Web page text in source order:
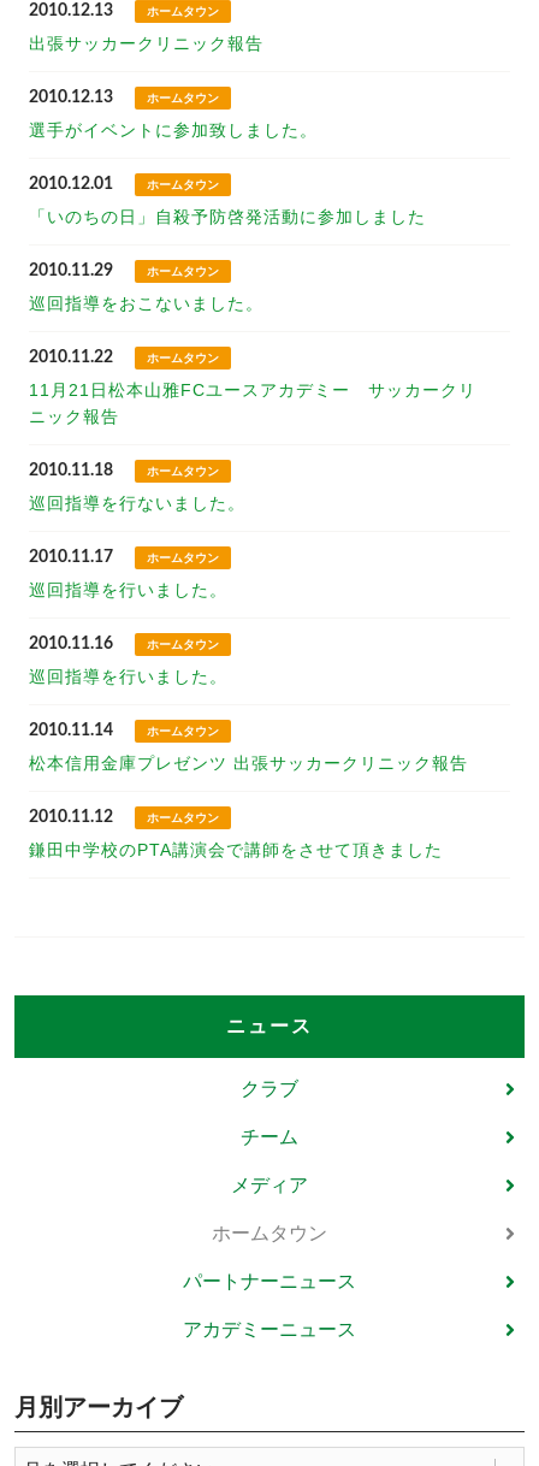
2010.12.13 ホームタウン
出張サッカークリニック報告
2010.12.13 ホームタウン
選手がイベントに参加致しました。
2010.12.01 ホームタウン
「いのちの日」自殺予防啓発活動に参加しました
2010.11.29 ホームタウン
巡回指導をおこないました。
2010.11.22 ホームタウン
11月21日松本山雅FCユースアカデミー サッカークリ
ニック報告
2010.11.18 ホームタウン
巡回指導を行ないました。
2010.11.17 ホームタウン
巡回指導を行いました。
2010.11.16 ホームタウン
巡回指導を行いました。
2010.11.14 ホームタウン
松本信用金庫プレゼンツ 出張サッカークリニック報告
2010.11.12 ホームタウン
鎌田中学校のPTA講演会で講師をさせて頂きました
ニュース
クラブ
チーム
メディア
ホームタウン
パートナーニュース
アカデミーニュース
月別アーカイブ